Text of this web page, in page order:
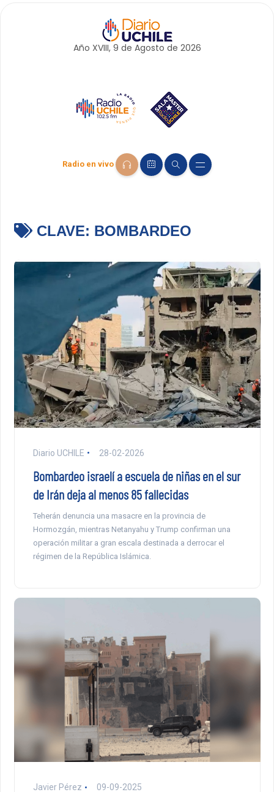
Año XVIII, 9 de Agosto de 2026
Radio en vivo
CLAVE: BOMBARDEO
Diario UCHILE 28-02-2026
Bombardeo israelí a escuela de niñas en el sur
de Irán deja al menos 85 fallecidas
Teherán denuncia una masacre en la provincia de
Hormozgán, mientras Netanyahu y Trump confirman una
operación militar a gran escala destinada a derrocar el
régimen de la República Islámica.
Javier Pérez 09-09-2025